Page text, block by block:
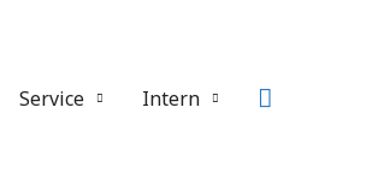
Service Intern